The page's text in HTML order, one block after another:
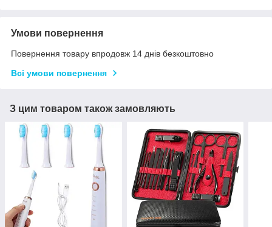
Умови повернення
Повернення товару впродовж 14 днів безкоштовно
Всі умови повернення
З цим товаром також замовляють